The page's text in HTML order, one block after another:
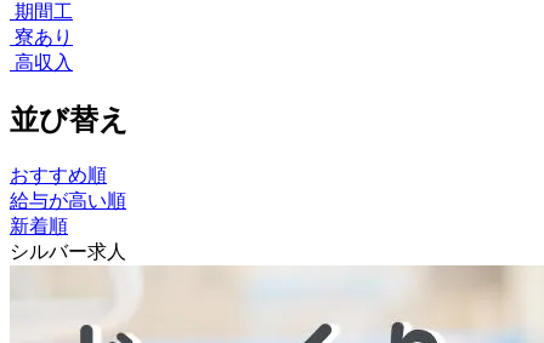
期間工
寮あり
高収入
並び替え
おすすめ順
給与が高い順
新着順
シルバー求人